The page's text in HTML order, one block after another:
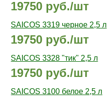
19750 руб./шт
SAICOS 3319 черное 2,5 л
19750 руб./шт
SAICOS 3328 "тик" 2,5 л
19750 руб./шт
SAICOS 3100 белое 2,5 л